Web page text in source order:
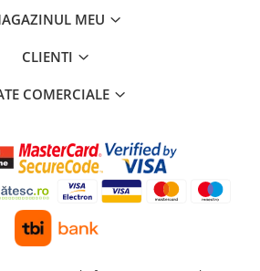
MEU
CLIENTI
COMERCIALE